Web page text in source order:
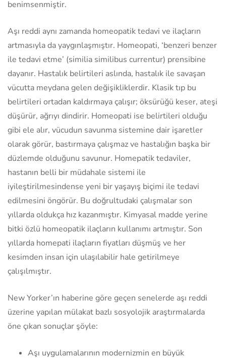
benimsenmiştir.
Aşı reddi aynı zamanda homeopatik tedavi ve ilaçların
artmasıyla da yaygınlaşmıştır. Homeopati, ‘benzeri benzer
ile tedavi etme’ (similia similibus currentur) prensibine
dayanır. Hastalık belirtileri aslında, hastalık ile savaşan
vücutta meydana gelen değişikliklerdir. Klasik tıp bu
belirtileri ortadan kaldırmaya çalışır; öksürüğü keser, ateşi
düşürür, ağrıyı dindirir. Homeopati ise belirtileri olduğu
gibi ele alır, vücudun savunma sistemine dair işaretler
olarak görür, bastırmaya çalışmaz ve hastalığın başka bir
düzlemde olduğunu savunur. Homepatik tedaviler,
hastanın belli bir müdahale sistemi ile
iyileştirilmesindense yeni bir yaşayış biçimi ile tedavi
edilmesini öngörür. Bu doğrultudaki çalışmalar son
yıllarda oldukça hız kazanmıştır. Kimyasal madde yerine
bitki özlü homeopatik ilaçların kullanımı artmıştır. Son
yıllarda homepati ilaçların fiyatları düşmüş ve her
kesimden insan için ulaşılabilir hale getirilmeye
çalışılmıştır.
New Yorker’ın haberine göre geçen senelerde aşı reddi
üzerine yapılan mülakat bazlı sosyolojik araştırmalarda
öne çıkan sonuçlar şöyle:
Aşı uygulamalarının modernizmin en büyük